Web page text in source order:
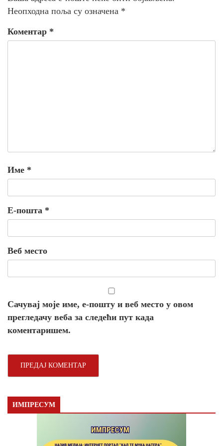
Неопходна поља су означена *
Коментар *
Име *
Е-пошта *
Веб место
Сачувај моје име, е-пошту и веб место у овом
прегледачу веба за следећи пут када
коментаришем.
ИМПРЕСУМ